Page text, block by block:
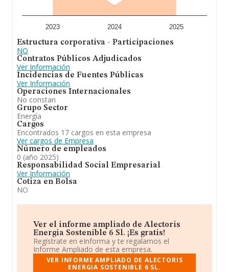
antigüedad desde la constitución es de 14 años.
A modo de conclusión, la actividad deAlectoris
Energia Sostenible 6 S.Les producción de energía
eléctrica de otros tipos. comercio de energía eléctrica.
En el ranking de su sector (Transporte de energía
eléctrica), la compañía ha perdido posición respecto al
2024. En el ranking de todas las empresas en el
territorio nacional, ha experimentado un retroceso.
2023 2024 2025
Estructura corporativa - Participaciones
NO
Contratos Públicos Adjudicados
Ver Información
Incidencias de Fuentes Públicas
Ver Información
Operaciones Internacionales
No constan
Grupo Sector
Energía
Cargos
Encontrados 17 cargos en esta empresa
Ver cargos de Empresa
Número de empleados
0 (año 2025)
Responsabilidad Social Empresarial
Ver Información
Cotiza en Bolsa
NO
Ver el informe ampliado de Alectoris
Energia Sostenible 6 Sl. ¡Es gratis!
Regístrate en eInforma y te regalamos el
Informe Ampliado de esta empresa.
VER INFORME AMPLIADO DE ALECTORIS
ENERGIA SOSTENIBLE 6 SL.